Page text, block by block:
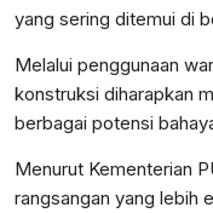
yang sering ditemui di
Melalui penggunaan
konstruksi diharapkan
berbagai potensi
Menurut Kementerian
rangsangan yang lebih